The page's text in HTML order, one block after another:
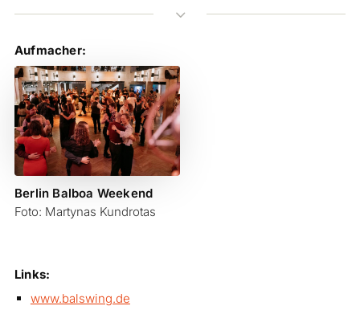
3
Aufmacher:
Berlin Balboa Weekend
Foto: Martynas Kundrotas
Links:
www.balswing.de